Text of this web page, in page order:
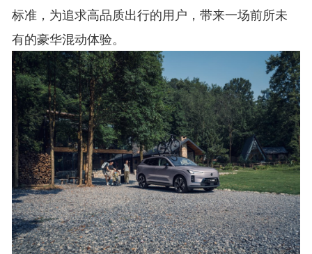
标准，为追求高品质出行的用户，带来一场前所未
有的豪华混动体验。